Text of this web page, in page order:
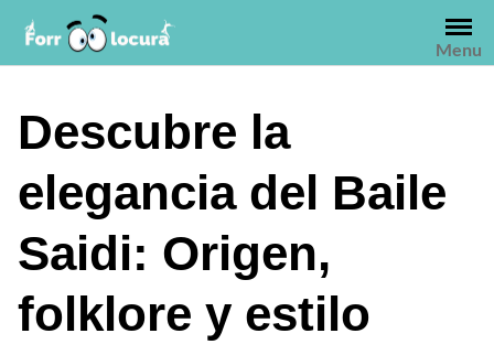
contenido
Menu
Descubre la
elegancia del Baile
Saidi: Origen,
folklore y estilo